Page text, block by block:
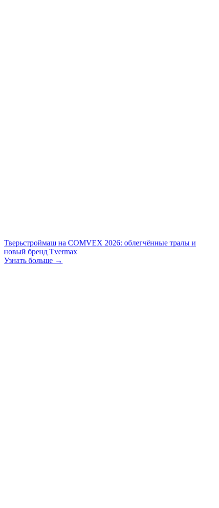
Тверьстроймаш на COMVEX 2026: облегчённые тралы и
новый бренд Tvermax
Узнать больше →